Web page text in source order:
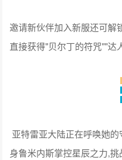
邀请新伙伴加入新服还可解
直接获得"贝尔丁的符咒""达
亚特雷亚大陆正在呼唤她
身鲁米内斯掌控星辰之力,